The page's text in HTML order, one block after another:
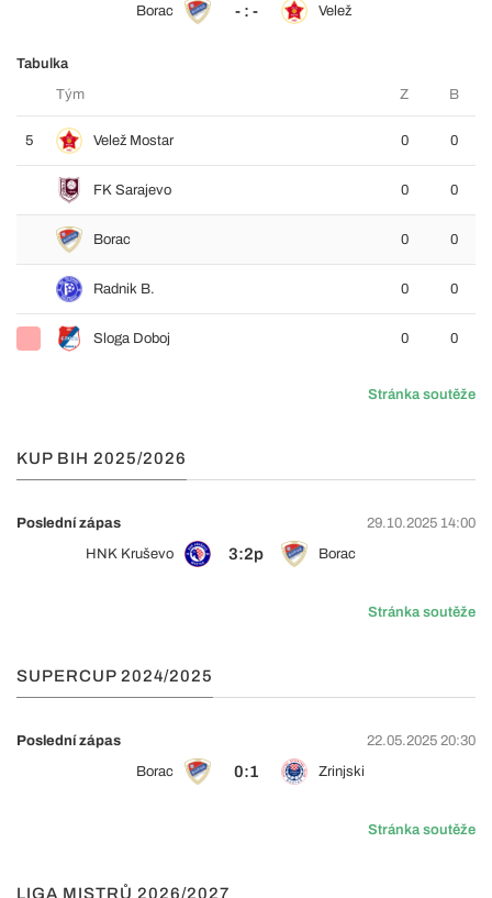
Borac
- : - Velež
Tabulka
Tým
Z B
5 Velež Mostar 0 0
FK Sarajevo 0 0
Borac 0 0
Radnik B. 0 0
Sloga Doboj 0 0
Stránka soutěže
KUP BIH 2025/2026
Poslední zápas
29.10.2025 14:00
HNK Kruševo
3:2p Borac
Stránka soutěže
SUPERCUP 2024/2025
Poslední zápas
22.05.2025 20:30
Borac
0:1 Zrinjski
Stránka soutěže
LIGA MISTRŮ 2026/2027